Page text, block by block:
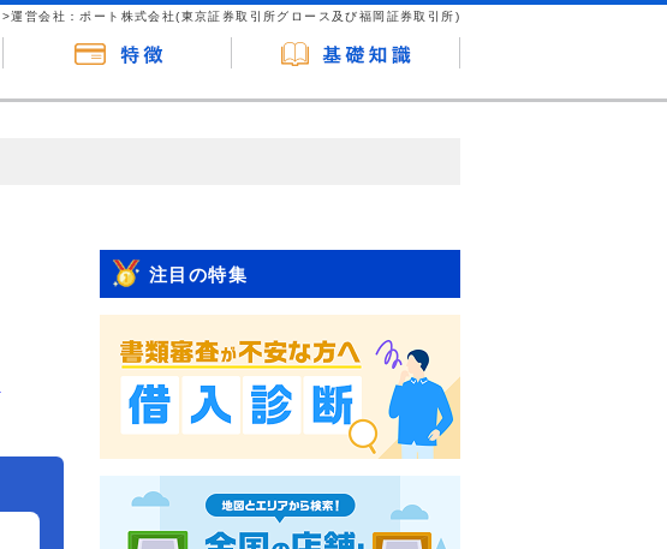
>運営会社：ポート株式会社(東京証券取引所グロース及び福岡証券取引所)
注目の特集